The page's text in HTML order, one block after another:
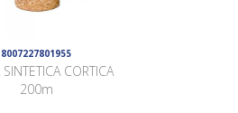
8007227801955
SINTETICA CORTICA
200m